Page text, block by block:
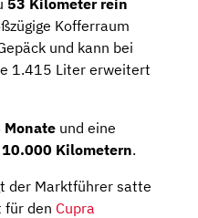
Kofferraum
und kann bei
1.415 Liter erweitert
Monate und eine
10.000 Kilometern.
der Marktführer satte
für den Cupra